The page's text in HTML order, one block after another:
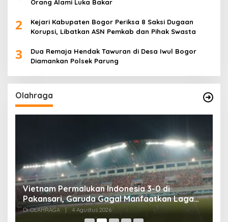
Orang Alami Luka Bakar
2
Kejari Kabupaten Bogor Periksa 8 Saksi Dugaan
Korupsi, Libatkan ASN Pemkab dan Pihak Swasta
3
Dua Remaja Hendak Tawuran di Desa Iwul Bogor
Diamankan Polsek Parung
Olahraga
Vietnam Permalukan Indonesia 3-0 di
Pakansari, Garuda Gagal Manfaatkan Laga
Kandang
Di OLAHRAGA 4 Agustus 2026